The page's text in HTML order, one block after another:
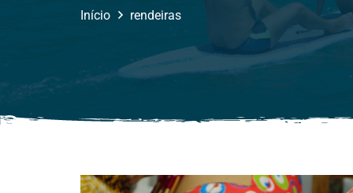
Início rendeiras